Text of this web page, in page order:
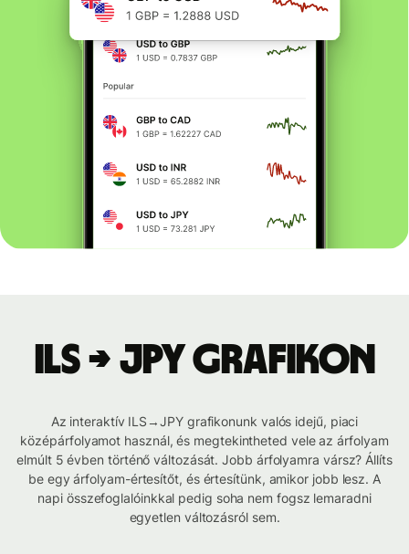
ILS → JPY grafikon
Az interaktív ILS→JPY grafikonunk valós idejű, piaci
középárfolyamot használ, és megtekintheted vele az árfolyam
elmúlt 5 évben történő változását. Jobb árfolyamra vársz? Állíts
be egy árfolyam-értesítőt, és értesítünk, amikor jobb lesz. A
napi összefoglalóinkkal pedig soha nem fogsz lemaradni
egyetlen változásról sem.